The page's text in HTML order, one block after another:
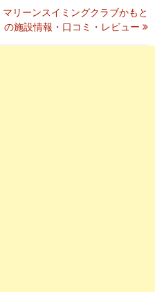
ればチェックを入力し、送
の確認ページはありませ
マリーンスイミングクラブかもと
の施設情報・口コミ・レビュー